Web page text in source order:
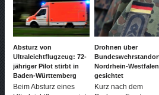
Absturz von
Ultraleichtflugzeug: 72-
jähriger Pilot stirbt in
Baden-Württemberg
Beim Absturz eines
Drohnen über
Nordrhein-Westfalen
gesichtet
Kurz nach dem